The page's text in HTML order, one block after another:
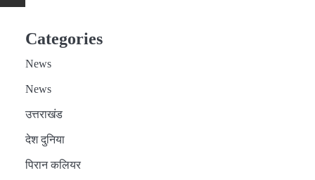
Categories
News
News
उत्तराखंड
देश दुनिया
पिरान कलियर